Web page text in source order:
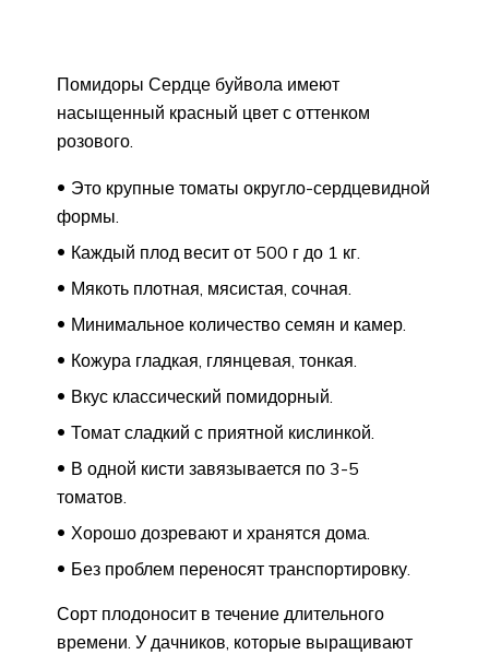
Помидоры Сердце буйвола имеют
насыщенный красный цвет с оттенком
розового.
Это крупные томаты округло-сердцевидной
формы.
Каждый плод весит от 500 г до 1 кг.
Мякоть плотная, мясистая, сочная.
Минимальное количество семян и камер.
Кожура гладкая, глянцевая, тонкая.
Вкус классический помидорный.
Томат сладкий с приятной кислинкой.
В одной кисти завязывается по 3-5
томатов.
Хорошо дозревают и хранятся дома.
Без проблем переносят транспортировку.
Сорт плодоносит в течение длительного
времени. У дачников, которые выращивают